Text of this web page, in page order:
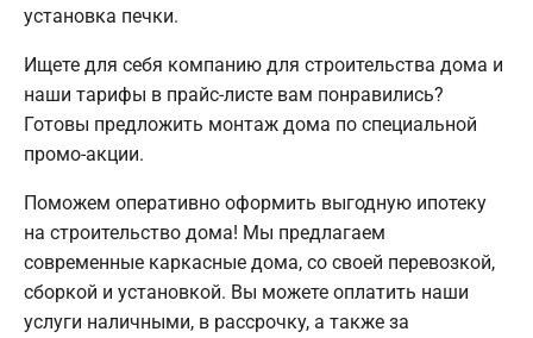
установка печки.
Ищете для себя компанию для строительства дома и
наши тарифы в прайс-листе вам понравились?
Готовы предложить монтаж дома по специальной
промо-акции.
Поможем оперативно оформить выгодную ипотеку
на строительство дома! Мы предлагаем
современные каркасные дома, со своей перевозкой,
сборкой и установкой. Вы можете оплатить наши
услуги наличными, в рассрочку, а также за